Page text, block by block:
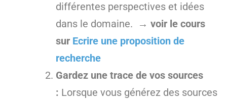
différentes perspectives et idées
dans le domaine.
→ voir le cours
sur Ecrire une proposition de
recherche
Gardez une trace de vos sources
: Lorsque vous générez des sources